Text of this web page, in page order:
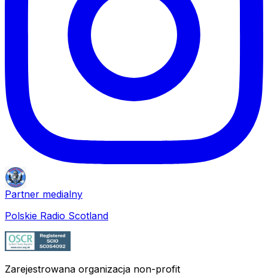
Partner medialny
Polskie Radio Scotland
Zarejestrowana organizacja non-profit